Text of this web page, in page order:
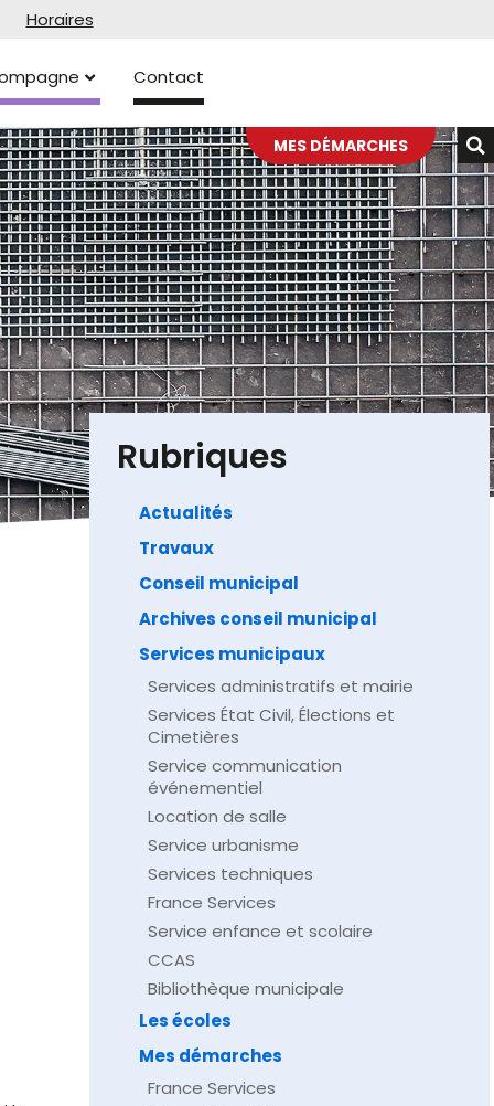
Horaires
Contact
MES DÉMARCHES
Rubriques
Actualités
Travaux
Conseil municipal
Archives conseil municipal
Services municipaux
Services administratifs et mairie
Services État Civil, Élections et
Cimetières
Service communication
événementiel
Location de salle
Service urbanisme
Services techniques
France Services
Service enfance et scolaire
CCAS
Bibliothèque municipale
Les écoles
Mes démarches
France Services